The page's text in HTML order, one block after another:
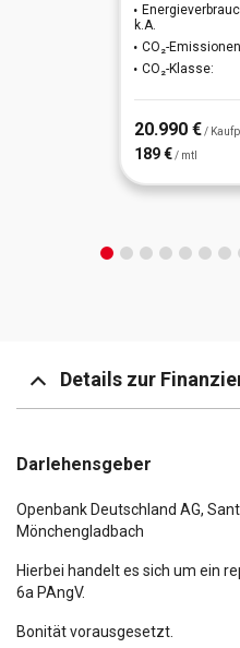
k.A.
CO₂-
CO₂-Klasse:
20.990 € /
189 € / mtl
Details zur
Darlehensgeber
Openbank Deutschland AG,
Mönchengladbach
Hierbei handelt es sich um ein
6a PAngV.
Bonität vorausgesetzt.